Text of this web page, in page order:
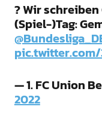
? Wir
(Spiel-)Tag:
pic.twitter.com/
— 1. FC Union
2022